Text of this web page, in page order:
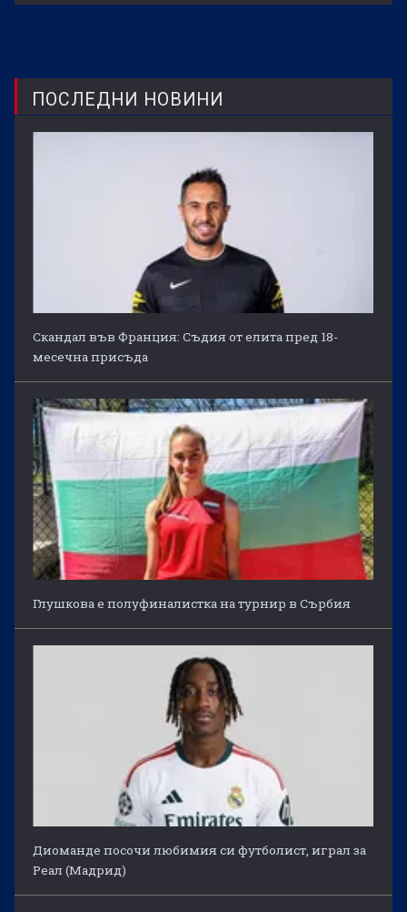
ПОСЛЕДНИ НОВИНИ
Скандал във Франция: Съдия от елита пред 18-
месечна присъда
Глушкова е полуфиналистка на турнир в Сърбия
Диоманде посочи любимия си футболист, играл за
Реал (Мадрид)